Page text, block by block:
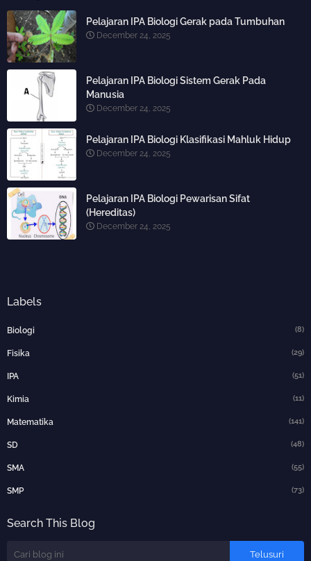
Pelajaran IPA Biologi Gerak pada Tumbuhan
December 24, 2025
Pelajaran IPA Biologi Sistem Gerak Pada
Manusia
December 24, 2025
Pelajaran IPA Biologi Klasifikasi Mahluk Hidup
December 24, 2025
Pelajaran IPA Biologi Pewarisan Sifat
(Hereditas)
December 24, 2025
Labels
Biologi (8)
Fisika (29)
IPA (51)
Kimia (11)
Matematika (141)
SD (48)
SMA (55)
SMP (73)
Search This Blog